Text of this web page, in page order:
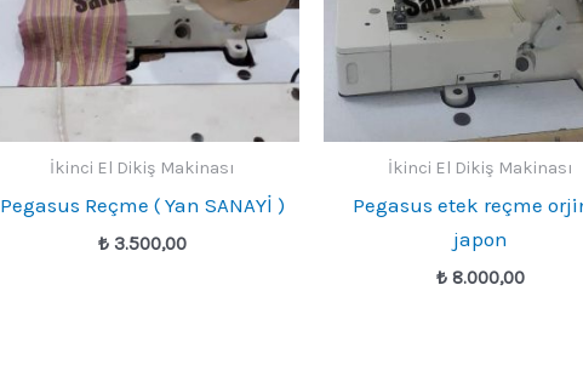
İkinci El Dikiş Makinası
Pegasus Reçme ( Yan SANAYİ )
₺3.500,00
İkinci El Dikiş Makinası
Pegasus etek reçme
japon
₺ 8.000,00